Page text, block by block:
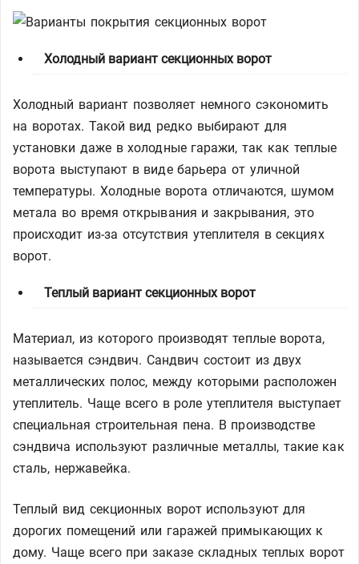
Холодный вариант секционных ворот
Холодный вариант позволяет немного сэкономить
на воротах. Такой вид редко выбирают для
установки даже в холодные гаражи, так как теплые
ворота выступают в виде барьера от уличной
температуры. Холодные ворота отличаются, шумом
метала во время открывания и закрывания, это
происходит из-за отсутствия утеплителя в секциях
ворот.
Теплый вариант секционных ворот
Материал, из которого производят теплые ворота,
называется сэндвич. Сандвич состоит из двух
металлических полос, между которыми расположен
утеплитель. Чаще всего в роле утеплителя выступает
специальная строительная пена. В производстве
сэндвича используют различные металлы, такие как
сталь, нержавейка.
Теплый вид секционных ворот используют для
дорогих помещений или гаражей примыкающих к
дому. Чаще всего при заказе складных теплых ворот